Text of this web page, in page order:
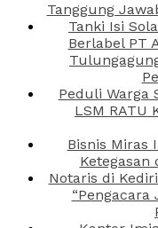
Tanggung
Tanki Isi
Berlabel PT
Peduli Warga
LSM RATU
Bisnis Miras
Ketegasan
Notaris di
“Pengacara